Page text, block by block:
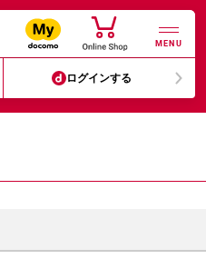
MENU
ログインする